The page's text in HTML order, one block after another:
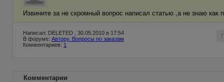
Извините за не скромный вопрос написал статью ,а не знаю как
Написал: DELETED , 30.05.2010 в 17:54
В форуме: Автору. Вопросы по заказам
Комментариев: 1
Комментарии